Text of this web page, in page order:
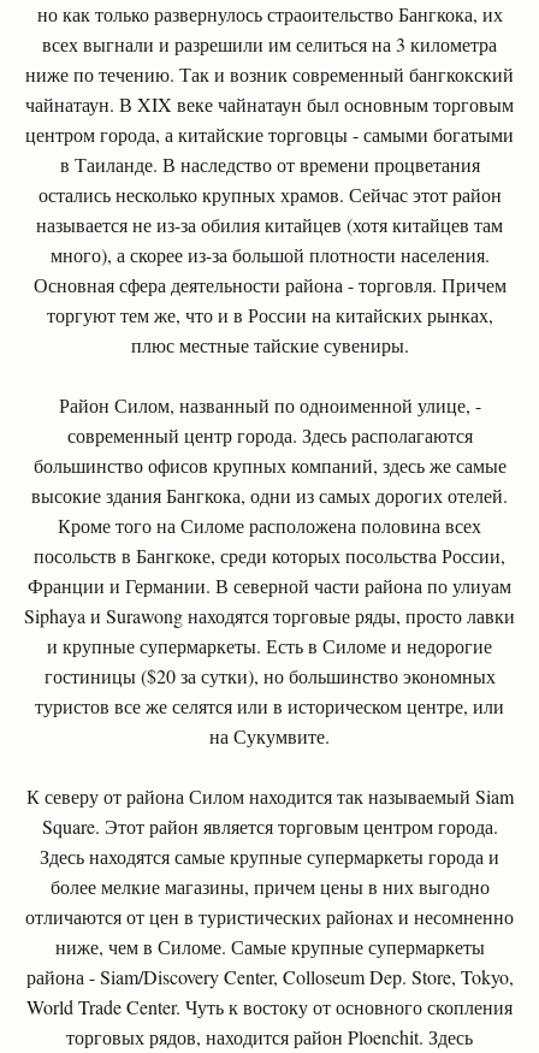
но как только развернулось страоительство Бангкока, их
всех выгнали и разрешили им селиться на 3 километра
ниже по течению. Так и возник современный бангкокский
чайнатаун. В XIX веке чайнатаун был основным торговым
центром города, а китайские торговцы - самыми богатыми
в Таиланде. В наследство от времени процветания
остались несколько крупных храмов. Сейчас этот район
называется не из-за обилия китайцев (хотя китайцев там
много), а скорее из-за большой плотности населения.
Основная сфера деятельности района - торговля. Причем
торгуют тем же, что и в России на китайских рынках,
плюс местные тайские сувениры.
Район Силом, названный по одноименной улице, -
современный центр города. Здесь располагаются
большинство офисов крупных компаний, здесь же самые
высокие здания Бангкока, одни из самых дорогих отелей.
Кроме того на Силоме расположена половина всех
посольств в Бангкоке, среди которых посольства России,
Франции и Германии. В северной части района по улиуам
Siphaya и Surawong находятся торговые ряды, просто лавки
и крупные супермаркеты. Есть в Силоме и недорогие
гостиницы ($20 за сутки), но большинство экономных
туристов все же селятся или в историческом центре, или
на Сукумвите.
К северу от района Силом находится так называемый Siam
Square. Этот район является торговым центром города.
Здесь находятся самые крупные супермаркеты города и
более мелкие магазины, причем цены в них выгодно
отличаются от цен в туристических районах и несомненно
ниже, чем в Силоме. Самые крупные супермаркеты
района - Siam/Discovery Center, Colloseum Dep. Store, Tokyo,
World Trade Center. Чуть к востоку от основного скопления
торговых рядов, находится район Ploenchit. Здесь